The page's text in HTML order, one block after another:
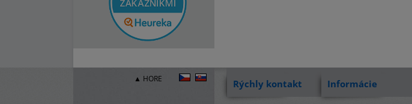
▲ HORE Rýchly kontakt Informácie